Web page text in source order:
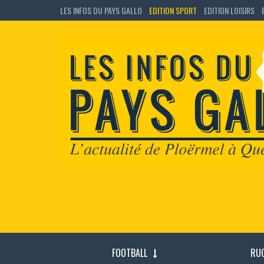
LES INFOS DU PAYS GALLO EDITION SPORT EDITION LOISIRS
FOOTBALL